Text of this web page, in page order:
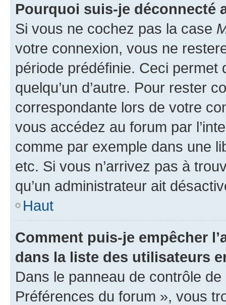
Pourquoi suis-je déconnecté
Si vous ne cochez pas la case
votre connexion, vous ne
période prédéfinie. Ceci permet
quelqu’un d’autre. Pour rester
correspondante lors de votre
vous accédez au forum par
comme par exemple dans une
etc. Si vous n’arrivez pas à
qu’un administrateur ait
Haut
Comment puis-je empêcher
dans la liste des utilisateurs
Dans le panneau de contrôle
Préférences du forum », vous